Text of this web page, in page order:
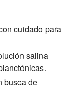
cuidado para
salina
busca de